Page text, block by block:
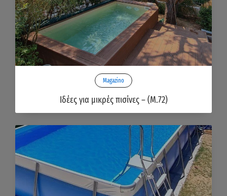
Magazino
Ιδέες για μικρές πισίνες – (Μ.72)